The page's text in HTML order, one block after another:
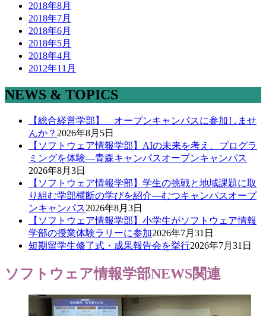
2018年8月
2018年7月
2018年6月
2018年5月
2018年4月
2012年11月
NEWS & TOPICS
【総合経営学部】 オープンキャンパスに参加しませ
んか？ 2026年8月5日
【ソフトウェア情報学部】AIの未来を考え、プログラ
ミングを体験―青森キャンパスオープンキャンパス
2026年8月3日
【ソフトウェア情報学部】学生の挑戦と地域課題に取
り組む学部横断の学びを紹介―むつキャンパスオープ
ンキャンパス2026年8月3日
【ソフトウェア情報学部】小学生がソフトウェア情報
学部の授業体験ラリーに参加2026年7月31日
短期留学生修了式・成果報告会を挙行2026年7月31日
ソフトウェア情報学部NEWS関連